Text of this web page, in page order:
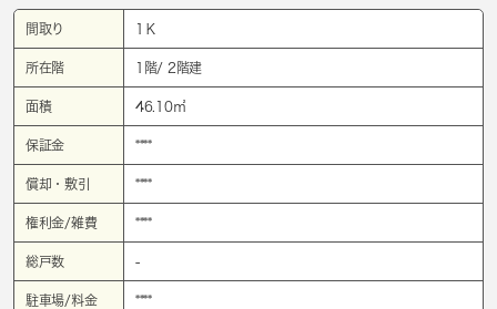
間取り 1Ｋ
所在階 1階/ 2階建
面積 46.10㎡
保証金 ****
償却・敷引 ****
権利金/雑費 ****
総戸数 -
駐車場/料金 ****